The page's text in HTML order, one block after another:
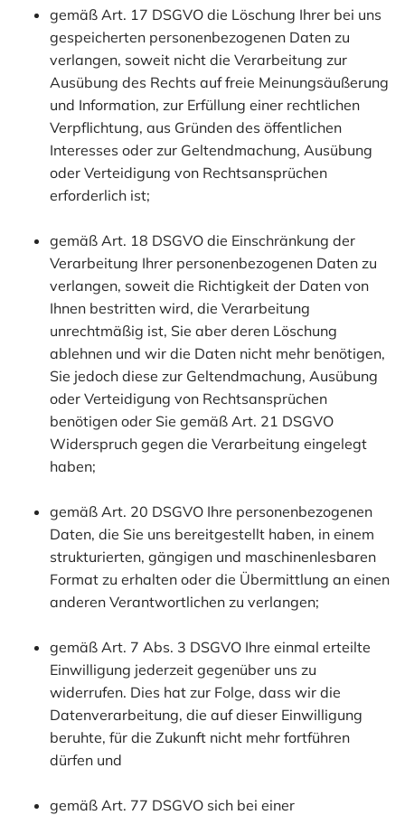
gemäß Art. 17 DSGVO die Löschung Ihrer bei uns
gespeicherten personenbezogenen Daten zu
verlangen, soweit nicht die Verarbeitung zur
Ausübung des Rechts auf freie Meinungsäußerung
und Information, zur Erfüllung einer rechtlichen
Verpflichtung, aus Gründen des öffentlichen
Interesses oder zur Geltendmachung, Ausübung
oder Verteidigung von Rechtsansprüchen
erforderlich ist;
gemäß Art. 18 DSGVO die Einschränkung der
Verarbeitung Ihrer personenbezogenen Daten zu
verlangen, soweit die Richtigkeit der Daten von
Ihnen bestritten wird, die Verarbeitung
unrechtmäßig ist, Sie aber deren Löschung
ablehnen und wir die Daten nicht mehr benötigen,
Sie jedoch diese zur Geltendmachung, Ausübung
oder Verteidigung von Rechtsansprüchen
benötigen oder Sie gemäß Art. 21 DSGVO
Widerspruch gegen die Verarbeitung eingelegt
haben;
gemäß Art. 20 DSGVO Ihre personenbezogenen
Daten, die Sie uns bereitgestellt haben, in einem
strukturierten, gängigen und maschinenlesbaren
Format zu erhalten oder die Übermittlung an einen
anderen Verantwortlichen zu verlangen;
gemäß Art. 7 Abs. 3 DSGVO Ihre einmal erteilte
Einwilligung jederzeit gegenüber uns zu
widerrufen. Dies hat zur Folge, dass wir die
Datenverarbeitung, die auf dieser Einwilligung
beruhte, für die Zukunft nicht mehr fortführen
dürfen und
gemäß Art. 77 DSGVO sich bei einer